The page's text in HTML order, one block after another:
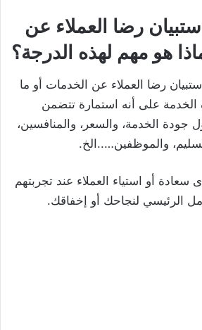
رضا العملاء عن
هو مهم لهذه الدرجة؟
رضا العملاء عن الخدمات أو ما
على أنه استمارة تتضمن
جودة الخدمة، والسعر، والمنافسين،
والموظفين…..الخ.
أو استياء العملاء عند تجربتهم
الرئيسي لنجاحك أو إخفاقك.